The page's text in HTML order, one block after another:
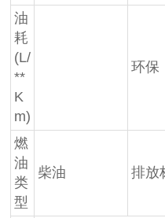
油
耗
(L/
**
K
m)
环保
燃
油
类
型
柴油 排放